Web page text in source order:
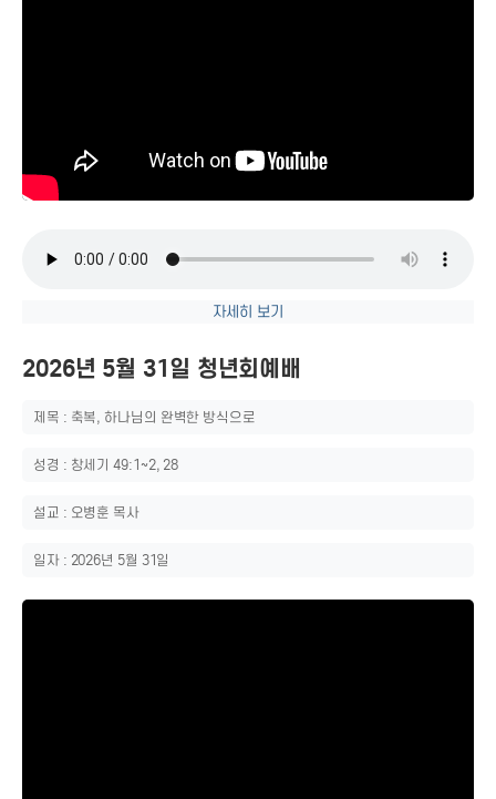
자세히 보기
2026년 5월 31일 청년회예배
제목 : 축복, 하나님의 완벽한 방식으로
성경 : 창세기 49:1~2, 28
설교 : 오병훈 목사
일자 : 2026년 5월 31일